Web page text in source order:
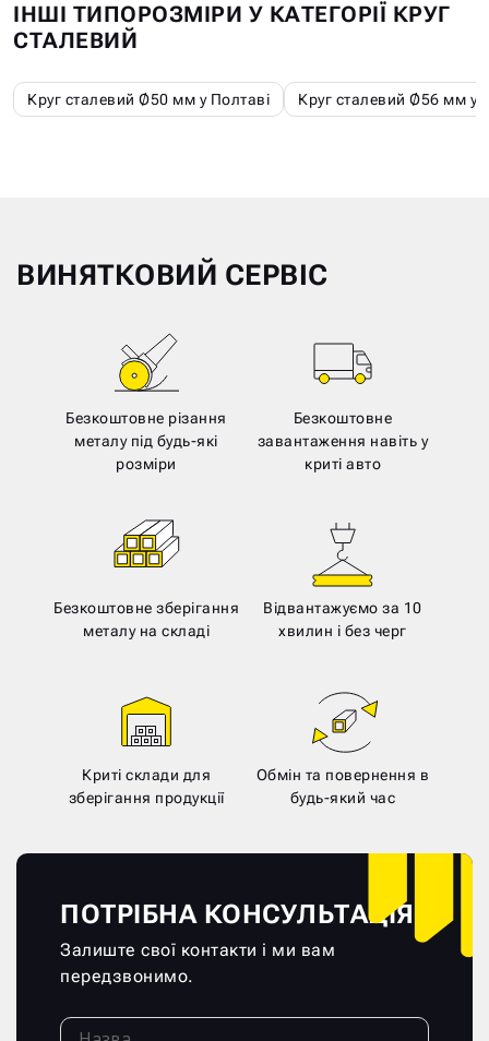
ІНШІ ТИПОРОЗМІРИ У КАТЕГОРІЇ КРУГ
СТАЛЕВИЙ
Круг сталевий Ø50 мм у Полтаві Круг сталевий Ø56 мм у
ВИНЯТКОВИЙ СЕРВІС
Безкоштовне різання
металу під будь-які
розміри
Безкоштовне
завантаження навіть у
криті авто
Безкоштовне зберігання
металу на складі
Відвантажуємо за 10
хвилин і без черг
Криті склади для
зберігання продукції
Обмін та повернення в
будь-який час
ПОТРІБНА КОНСУЛЬТАЦІЯ?
Залиште свої контакти і ми вам
передзвонимо.